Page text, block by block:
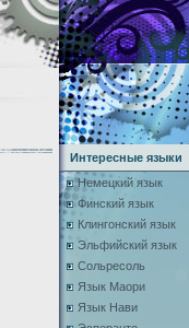
Интересные языки
Немецкий язык
Финский язык
Клингонский язык
Эльфийский язык
Сольресоль
Язык Маори
Язык Нави